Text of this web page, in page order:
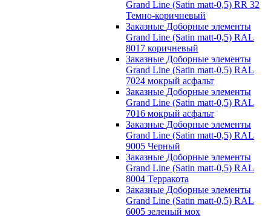
Grand Line (Satin matt-0,5) RR 32
Темно-коричневый
Заказные Доборные элементы
Grand Line (Satin matt-0,5) RAL
8017 коричневый
Заказные Доборные элементы
Grand Line (Satin matt-0,5) RAL
7024 мокрый асфальт
Заказные Доборные элементы
Grand Line (Satin matt-0,5) RAL
7016 мокрый асфальт
Заказные Доборные элементы
Grand Line (Satin matt-0,5) RAL
9005 Черный
Заказные Доборные элементы
Grand Line (Satin matt-0,5) RAL
8004 Терракота
Заказные Доборные элементы
Grand Line (Satin matt-0,5) RAL
6005 зеленый мох